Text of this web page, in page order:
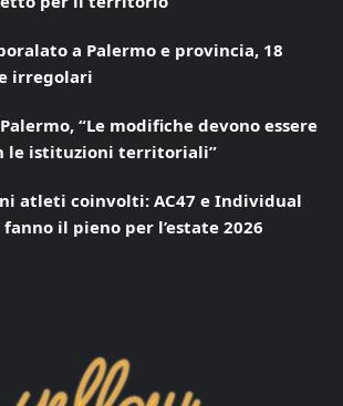
a Palermo e provincia, 18
irregolari
“Le modifiche devono essere
le istituzioni territoriali”
atleti coinvolti: AC47 e Individual
il pieno per l’estate 2026